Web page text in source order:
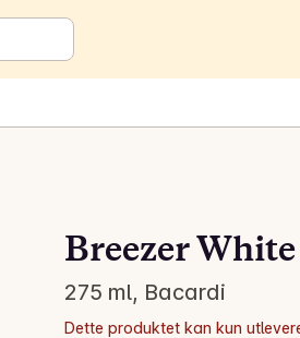
Breezer
275 ml, Bacardi
Dette produktet kan kun